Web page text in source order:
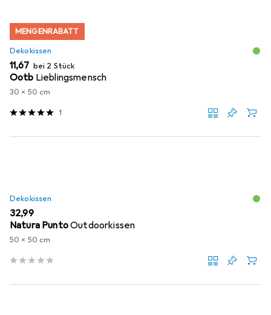
MENGENRABATT
Dekokissen
EUR
11,67 bei 2 Stück
Ootb Lieblingsmensch
30 x 50 cm
1
Dekokissen
EUR
32,99
Natura PuntoOutdoorkissen
50 x 50 cm